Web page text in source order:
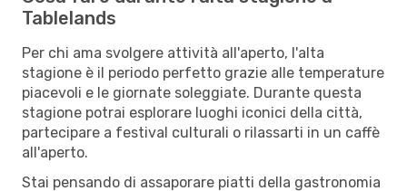
Tablelands
Per chi ama svolgere attività all'aperto, l'alta
stagione è il periodo perfetto grazie alle temperature
piacevoli e le giornate soleggiate. Durante questa
stagione potrai esplorare luoghi iconici della città,
partecipare a festival culturali o rilassarti in un caffè
all'aperto.
Stai pensando di assaporare piatti della gastronomia